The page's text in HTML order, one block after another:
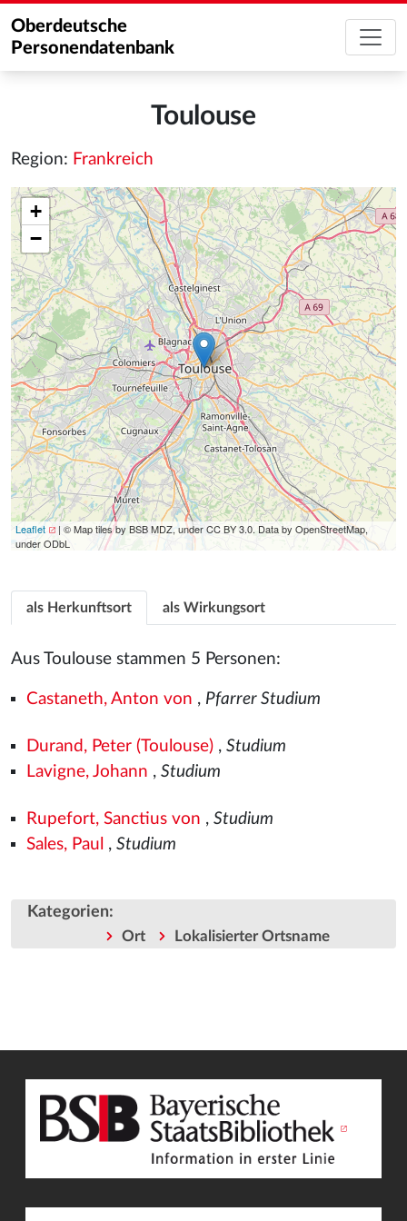
Oberdeutsche
Personendatenbank
Toulouse
Region: Frankreich
+
−
Leaflet
| © Map tiles by BSB MDZ, under CC BY 3.0. Data by OpenStreetMap,
under ODbL
als Herkunftsort als Wirkungsort
Aus Toulouse stammen 5 Personen:
Castaneth, Anton von , Pfarrer Studium
Durand, Peter (Toulouse), Studium
Lavigne, Johann , Studium
Rupefort, Sanctius von , Studium
Sales, Paul , Studium
Kategorien:
Ort Lokalisierter Ortsname